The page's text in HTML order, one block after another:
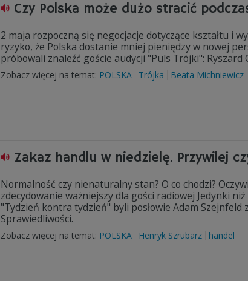
Czy Polska może dużo stracić
2 maja rozpoczną się negocjacje dotyczące kształtu i
ryzyko, że Polska dostanie mniej pieniędzy w nowej
próbowali znaleźć goście audycji "Puls Trójki": Ryszard
Zobacz więcej na temat: POLSKA Trójka Beata Michniewicz
Zakaz handlu w niedzielę. Przywilej
Normalność czy nienaturalny stan? O co chodzi?
zdecydowanie ważniejszy dla gości radiowej Jedynki
"Tydzień kontra tydzień" byli posłowie Adam
Sprawiedliwości.
Zobacz więcej na temat: POLSKA Henryk Szrubarz handel